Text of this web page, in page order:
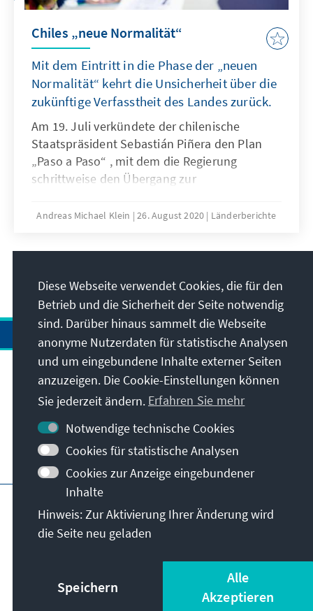
Chiles „neue Normalität“
Mit dem Eintritt in die Phase der „neuen
Normalität“ kehrt die Unsicherheit über die
zukünftige Verfasstheit des Landes zurück.
Am 19. Juli verkündete der chilenische
Staatspräsident Sebastián Piñera den Plan
„Paso a Paso“ , mit dem die Regierung
schrittweise den Übergang zur
einleitet. Nach über 100 Tagen Quarantäne
mehr als 10.000 an Folge einer Covid-19-
Maßnahmen der Regierung ihre Wirkung. Zur
„neuen Normalität“ gehören die
Konfliktfelder der alten Normalität. Vor
Ausbruch der Pandemie bestimmten die
Debatte um Sozial- und Rentenreformen
sowie die Diskussion um eine neue
Verfassung die politische Agenda.
Pandemiebedingt kommen nun der Einbruch
der Wirtschaft und steigende
Arbeitslosenzahlen hinzu. Darüber hinaus
drohte in den letzten Wochen der Konflikt
zwischen Mapuche-Gruppierungen und
staatlichen Organen in der Region Araucania
zu eskalieren. Angesichts dieser Gemengelage
bleibt der Politik nicht viel Zeit zum
Durchatmen. Chile befindet sich weiterhin im
Andreas Michael Klein 26. August 2020 Länderberichte
Anschrift
Kontakt
Besuchen Sie auch
Hauptseite der KAS
Nutzungsbedingungen
Erklärung zur Barrierefreiheit
© Konrad-Adenauer-Stiftung e.V. 2026
Diese Webseite verwendet Cookies, die für den
Betrieb und die Sicherheit der Seite notwendig
sind. Darüber hinaus sammelt die Webseite
anonyme Nutzerdaten für statistische Analysen
und um eingebundene Inhalte externer Seiten
anzuzeigen. Die Cookie-Einstellungen können
Sie jederzeit ändern. Erfahren Sie mehr
Notwendige technische Cookies
Cookies für statistische Analysen
Cookies zur Anzeige eingebundener
Inhalte
Hinweis: Zur Aktivierung Ihrer Änderung wird
die Seite neu geladen
Speichern
Alle
Akzeptieren